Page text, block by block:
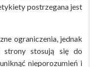
postrzegana jest
ograniczenia, jednak
stosują się do
nieporozumień i